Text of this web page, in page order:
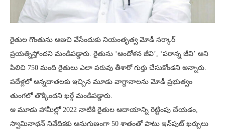
రైతుల గొంతును అణచి వేసేందుకు నియంతృత్వ మోడీ సర్కార్
ప్రయత్నిస్తోందని మండిపడ్డారు. రైతును ‘ఆందోళన జీవి’, ‘పరాన్న జీవి’ అని
పిలిచి 750 మంది రైతులు ఎలా పరువు తీశారో గుర్తు చేసుకోండని అన్నారు.
పదేళ్లలో అన్నదాతలకు ఇచ్చిన మూడు వాగ్దానాలను మోడీ ప్రభుత్వం
తుంగలో తొక్కిందని ఖర్గే మండిపడ్డారు.
ఆ మూడు హామీల్లో 2022 నాటికి రైతుల ఆదాయాన్ని రెట్టింపు చేయడం,
స్వామినాథన్ నివేదికకు అనుగుణంగా 50 శాతంతో పాటు ఇన్‌పుట్ ఖర్చులు